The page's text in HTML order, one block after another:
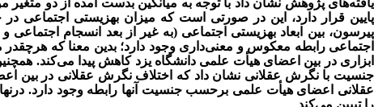
پایین قرار دارد، این در صورتی است که میزان بهزیستی اجتماعی
پیرسون، بین
ابعاد بهزیستی اجتماعی (به غیر از بعد انسجام اجتماعی
اجتماعیرابطه معکوس و معنی‌داریوجود دارد؛ بدین معنا که هرچقدر
ابزاری در بین اعضای هیأت علمی دانشگاه یزد کاهش پیدا می‌کند.
جنسیت با نگرش عقلانی نشان داد که اختلاف نگرش عقلانی در بین
عقلانی اعضای هیأت علمی برحسب جنسیت آنها رابطه وجود دارد.
را تبیین می‌کند